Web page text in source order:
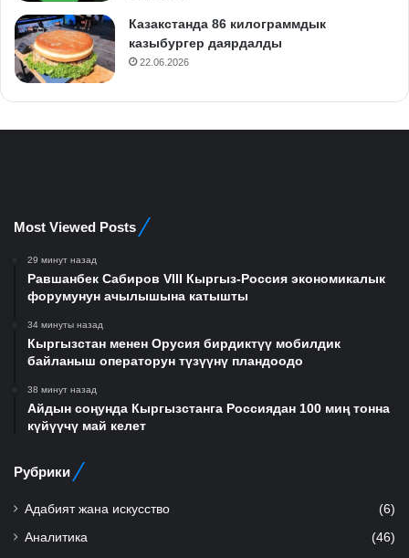
Казакстанда 86 килограммдык
казыбургер даярдалды
22.06.2026
Most Viewed Posts
29 минут назад
Равшанбек Сабиров VIII Кыргыз-Россия экономикалык
форумунун ачылышына катышты
34 минуты назад
Кыргызстан менен Орусия бирдиктүү мобилдик
байланыш операторун түзүүнү пландоодо
38 минут назад
Айдын соңунда Кыргызстанга Россиядан 100 миң тонна
күйүүчү май келет
Рубрики
Адабият жана искусство (6)
Аналитика (46)